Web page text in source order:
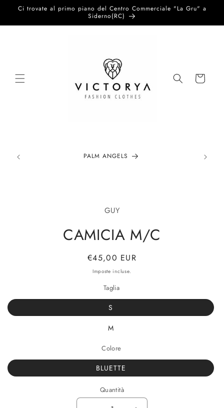
direttamente
Ci trovate al primo piano del Centro Commerciale "La Gru" a
Siderno(RC)
Carrello
PALM ANGELS
GUY
CAMICIA M/C
Prezzo
di
€45,00 EUR
Imposte incluse.
Taglia
S
M
Colore
BLUETTE
Quantità